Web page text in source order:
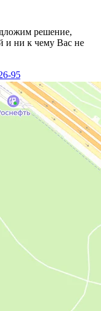
решение,
и ни к чему Вас не
95